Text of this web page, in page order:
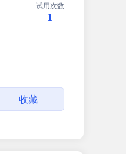
试用次数
1
收藏